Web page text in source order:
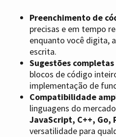
Preenchimento de
precisas e em tempo
enquanto você digita,
escrita.
Sugestões
blocos de código
implementação de
Compatibilidade
linguagens do
JavaScript, C++, Go,
versatilidade para